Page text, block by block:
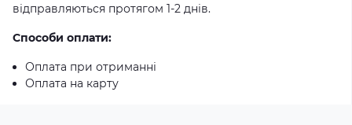
відправляються протягом 1-2 днів.
Способи оплати:
Оплата при отриманні
Оплата на карту